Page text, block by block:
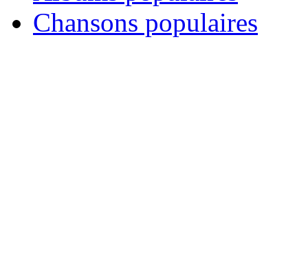
Chansons populaires